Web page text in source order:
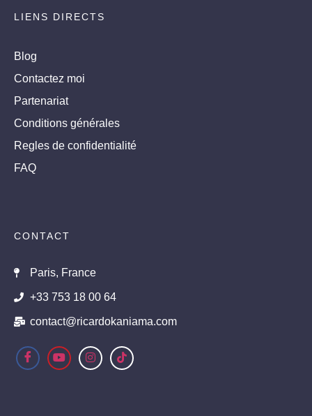
LIENS DIRECTS
Blog
Contactez moi
Partenariat
Conditions générales
Regles de confidentialité
FAQ
CONTACT
Paris, France
+33 753 18 00 64
contact@ricardokaniama.com